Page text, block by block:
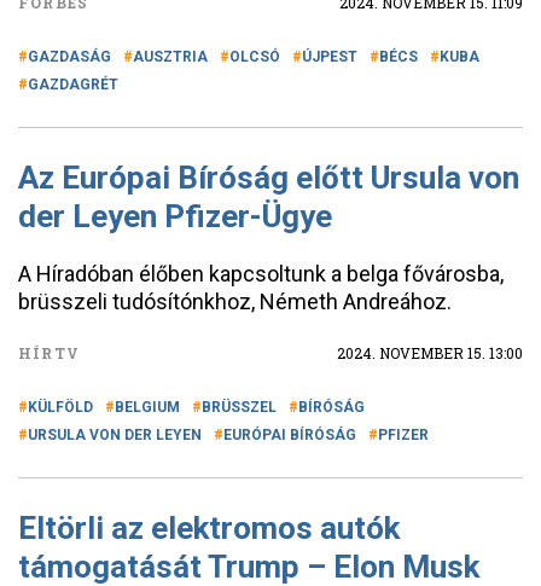
GAZDASÁG AUSZTRIA OLCSÓ ÚJPEST BÉCS
KUBA
GAZDAGRÉT
Az Európai Bíróság előtt Ursula von
der Leyen Pfizer-Ügye
A Híradóban élőben kapcsoltunk a belga fővárosba,
brüsszeli tudósítónkhoz, Németh Andreához.
HÍRTV 2024. NOVEMBER 15. 13:00
KÜLFÖLD BELGIUM BRÜSSZEL
BÍRÓSÁG
URSULA VON DER LEYEN
EURÓPAI BÍRÓSÁG PFIZER
Eltörli az elektromos autók
támogatását Trump – Elon Musk